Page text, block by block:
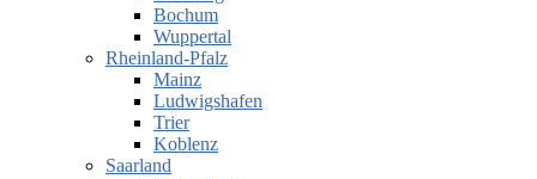
Bochum
Wuppertal
Rheinland-Pfalz
Mainz
Ludwigshafen
Trier
Koblenz
Saarland